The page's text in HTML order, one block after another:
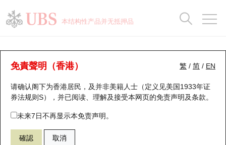
本结构性产品并无抵押品
繁 / 简 / EN
免責聲明（香港）
请确认阁下为香港居民，及并非美籍人士（定义见美国1933年证
券法规则S），并已阅读、理解及接受本网页的免责声明及条款。
未来7日不再显示本免责声明。
確認 取消
认股证分析仪
表现 街货统计 比较
29594 瑞银认购 1888 建滔积层板
瑞银认股证一览
新发行瑞银认股证
即将到期认股证
认股证到期结算价查找
街货统计
比较
牛熊全景快搜
牛熊证搜寻
牛熊证街货分布图
正股牛熊证列表
街货统计
比较
十大升幅/跌幅
十大认股证成交分布
十天股证占大市成交
资金流
正股分析仪
二十大活跃股份
恒指成份股
国指成份股
持股比重
显示所有持股比重
每月轮证大市专题
轮证专栏
讲座及教育短片
认股证投资者教育